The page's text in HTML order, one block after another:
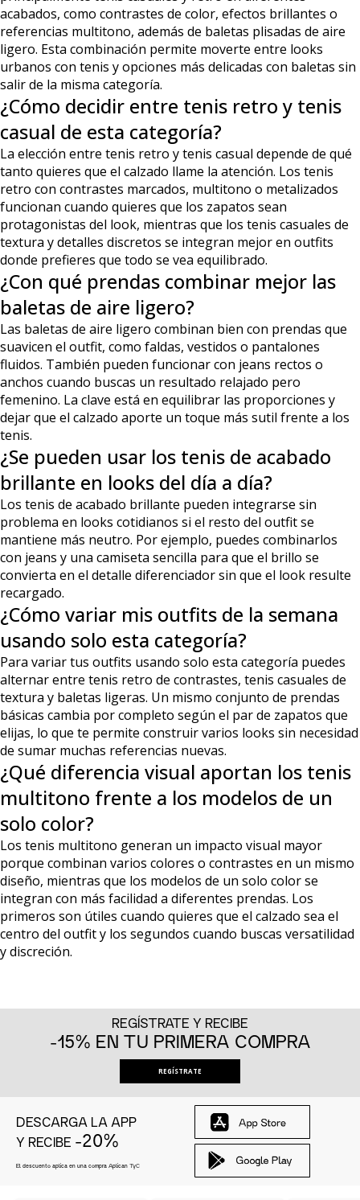
acabados, como contrastes de color, efectos brillantes o
referencias multitono, además de baletas plisadas de aire
ligero. Esta combinación permite moverte entre looks
urbanos con tenis y opciones más delicadas con baletas sin
salir de la misma categoría.
¿Cómo decidir entre tenis retro y tenis
casual de esta categoría?
La elección entre tenis retro y tenis casual depende de qué
tanto quieres que el calzado llame la atención. Los tenis
retro con contrastes marcados, multitono o metalizados
funcionan cuando quieres que los zapatos sean
protagonistas del look, mientras que los tenis casuales de
textura y detalles discretos se integran mejor en outfits
donde prefieres que todo se vea equilibrado.
¿Con qué prendas combinar mejor las
baletas de aire ligero?
Las baletas de aire ligero combinan bien con prendas que
suavicen el outfit, como faldas, vestidos o pantalones
fluidos. También pueden funcionar con jeans rectos o
anchos cuando buscas un resultado relajado pero
femenino. La clave está en equilibrar las proporciones y
dejar que el calzado aporte un toque más sutil frente a los
tenis.
¿Se pueden usar los tenis de acabado
brillante en looks del día a día?
Los tenis de acabado brillante pueden integrarse sin
problema en looks cotidianos si el resto del outfit se
mantiene más neutro. Por ejemplo, puedes combinarlos
con jeans y una camiseta sencilla para que el brillo se
convierta en el detalle diferenciador sin que el look resulte
recargado.
¿Cómo variar mis outfits de la semana
usando solo esta categoría?
Para variar tus outfits usando solo esta categoría puedes
alternar entre tenis retro de contrastes, tenis casuales de
textura y baletas ligeras. Un mismo conjunto de prendas
básicas cambia por completo según el par de zapatos que
elijas, lo que te permite construir varios looks sin necesidad
de sumar muchas referencias nuevas.
¿Qué diferencia visual aportan los tenis
multitono frente a los modelos de un
solo color?
Los tenis multitono generan un impacto visual mayor
porque combinan varios colores o contrastes en un mismo
diseño, mientras que los modelos de un solo color se
integran con más facilidad a diferentes prendas. Los
primeros son útiles cuando quieres que el calzado sea el
centro del outfit y los segundos cuando buscas versatilidad
y discreción.
REGÍSTRATE Y RECIBE
-15% EN TU PRIMERA COMPRA
REGÍSTRATE
DESCARGA LA APP
Y RECIBE -20%
El descuento aplica en una compra Aplican TyC